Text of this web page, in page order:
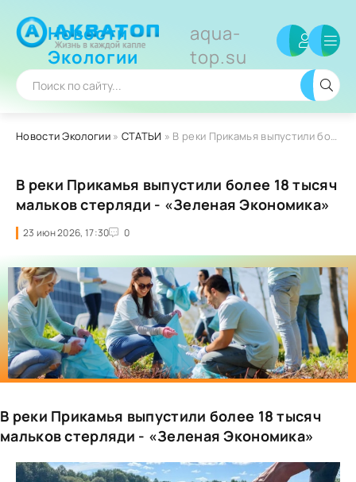
Новости
Экологии
aqua-
top.su
Новости Экологии» СТАТЬИ » В реки Прикамья выпустили более 18 тысяч мальков стерляди - «Зеленая Экономика»
В реки Прикамья выпустили более 18 тысяч
мальков стерляди - «Зеленая Экономика»
23 июн 2026, 17:30 0
В реки Прикамья выпустили более 18 тысяч
мальков стерляди - «Зеленая Экономика»